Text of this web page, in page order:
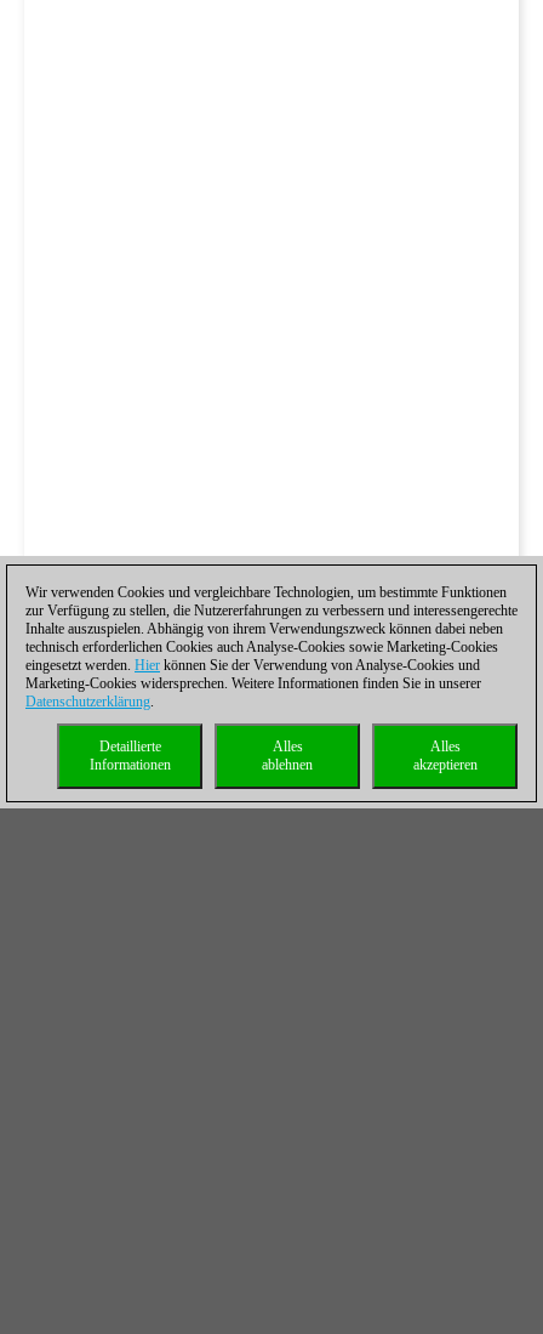
Wir verwenden Cookies und vergleichbare Technologien, um bestimmte Funktionen
zur Verfügung zu stellen, die Nutzererfahrungen zu verbessern und interessengerechte
Inhalte auszuspielen. Abhängig von ihrem Verwendungszweck können dabei neben
technisch erforderlichen Cookies auch Analyse-Cookies sowie Marketing-Cookies
eingesetzt werden. Hier können Sie der Verwendung von Analyse-Cookies und
Marketing-Cookies widersprechen. Weitere Informationen finden Sie in unserer
Datenschutzerklärung.
Alles
akzeptieren
Alles
ablehnen
Detaillierte
Informationen